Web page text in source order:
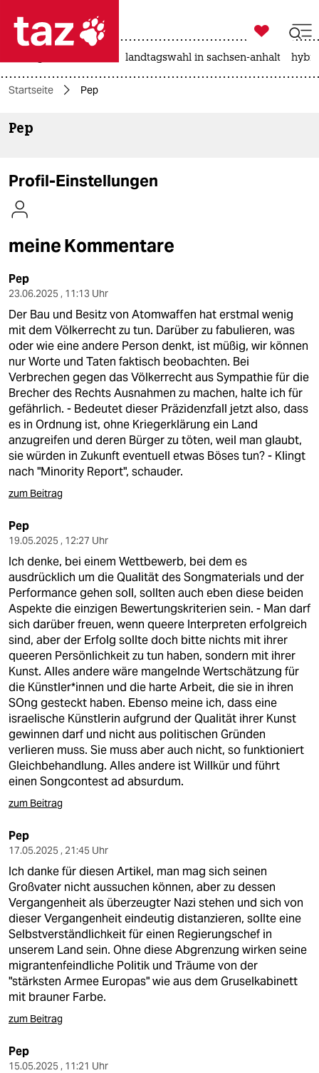

themen
kultur
sport
berlin
nord
wahrheit
verlag
verlag
veranstaltungen
shop
fragen & hilfe
unterstützen
abo
genossenschaft
epaper login

taz zahl ich
landtagswahl in sachsen-anhalt
Startseite Pep
Pep
Profil-Einstellungen
meine Kommentare
Pep
23.06.2025 , 11:13 Uhr
Der Bau und Besitz von Atomwaffen hat erstmal wenig
mit dem Völkerrecht zu tun. Darüber zu fabulieren, was
oder wie eine andere Person denkt, ist müßig, wir können
nur Worte und Taten faktisch beobachten. Bei
Verbrechen gegen das Völkerrecht aus Sympathie für die
Brecher des Rechts Ausnahmen zu machen, halte ich für
gefährlich. - Bedeutet dieser Präzidenzfall jetzt also, dass
es in Ordnung ist, ohne Kriegerklärung ein Land
anzugreifen und deren Bürger zu töten, weil man glaubt,
sie würden in Zukunft eventuell etwas Böses tun? - Klingt
nach "Minority Report", schauder.
zum Beitrag
Pep
19.05.2025 , 12:27 Uhr
Ich denke, bei einem Wettbewerb, bei dem es
ausdrücklich um die Qualität des Songmaterials und der
Performance gehen soll, sollten auch eben diese beiden
Aspekte die einzigen Bewertungskriterien sein. - Man darf
sich darüber freuen, wenn queere Interpreten erfolgreich
sind, aber der Erfolg sollte doch bitte nichts mit ihrer
queeren Persönlichkeit zu tun haben, sondern mit ihrer
Kunst. Alles andere wäre mangelnde Wertschätzung für
die Künstler*innen und die harte Arbeit, die sie in ihren
SOng gesteckt haben. Ebenso meine ich, dass eine
israelische Künstlerin aufgrund der Qualität ihrer Kunst
gewinnen darf und nicht aus politischen Gründen
verlieren muss. Sie muss aber auch nicht, so funktioniert
Gleichbehandlung. Alles andere ist Willkür und führt
einen Songcontest ad absurdum.
zum Beitrag
Pep
17.05.2025 , 21:45 Uhr
Ich danke für diesen Artikel, man mag sich seinen
Großvater nicht aussuchen können, aber zu dessen
Vergangenheit als überzeugter Nazi stehen und sich von
dieser Vergangenheit eindeutig distanzieren, sollte eine
Selbstverständlichkeit für einen Regierungschef in
unserem Land sein. Ohne diese Abgrenzung wirken seine
migrantenfeindliche Politik und Träume von der
"stärksten Armee Europas" wie aus dem Gruselkabinett
mit brauner Farbe.
zum Beitrag
Pep
15.05.2025 , 11:21 Uhr